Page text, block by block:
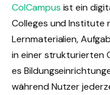
ColCampus ist ein
Colleges und Institute
Lernmaterialien,
in einer strukturierten
es
während Nutzer